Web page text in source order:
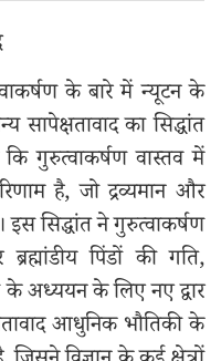
के बारे में न्यूटन के
सापेक्षतावाद का सिद्धांत
गुरुत्वाकर्षण वास्तव में
है, जो द्रव्यमान और
इस सिद्धांत ने गुरुत्वाकर्षण
पिंडों की गति,
अध्ययन के लिए नए द्वार
आधुनिक भौतिकी के